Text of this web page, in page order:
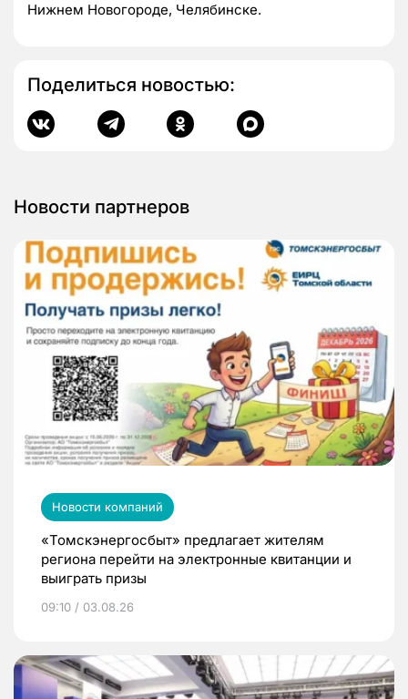
Нижнем Новогороде, Челябинске.
Поделиться новостью:
Новости партнеров
Новости компаний
«Томскэнергосбыт» предлагает жителям
региона перейти на электронные квитанции и
выиграть призы
09:10 / 03.08.26